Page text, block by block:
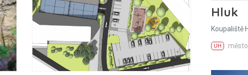
Hluk
Koupaliště
UH